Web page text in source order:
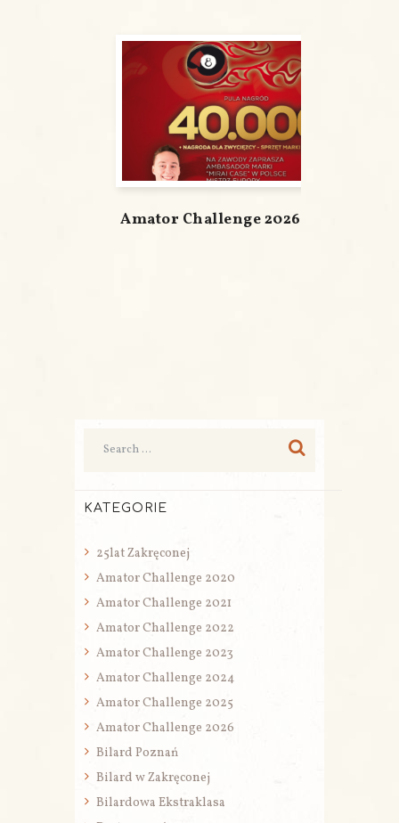
Amator Challenge 2026
KATEGORIE
25lat Zakręconej
Amator Challenge 2020
Amator Challenge 2021
Amator Challenge 2022
Amator Challenge 2023
Amator Challenge 2024
Amator Challenge 2025
Amator Challenge 2026
Bilard Poznań
Bilard w Zakręconej
Bilardowa Ekstraklasa